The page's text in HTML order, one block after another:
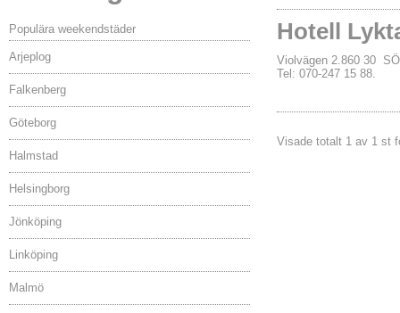
Populära weekendstäder
Arjeplog
Falkenberg
Göteborg
Halmstad
Helsingborg
Jönköping
Linköping
Malmö
Hotell
Violvägen 2.860 30
Tel: 070-247 15 88.
Visade totalt 1 av 1 st